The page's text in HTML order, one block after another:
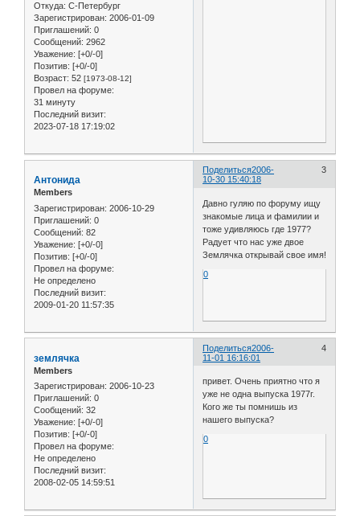
Откуда: С-Петербург
Зарегистрирован: 2006-01-09
Приглашений: 0
Сообщений: 2962
Уважение: [+0/-0]
Позитив: [+0/-0]
Возраст: 52 [1973-08-12]
Провел на форуме:
31 минуту
Последний визит:
2023-07-18 17:19:02
Поделиться 3
2006-
10-30 15:40:18
Антонида
Members
Зарегистрирован: 2006-10-29
Приглашений: 0
Сообщений: 82
Уважение: [+0/-0]
Позитив: [+0/-0]
Провел на форуме:
Не определено
Последний визит:
2009-01-20 11:57:35
Давно гуляю по форуму ищу
знакомые лица и фамилии и
тоже удивляюсь где 1977?
Радует что нас уже двое
Землячка открывай свое имя!
0
Поделиться 4
2006-
11-01 16:16:01
землячка
Members
Зарегистрирован: 2006-10-23
Приглашений: 0
Сообщений: 32
Уважение: [+0/-0]
Позитив: [+0/-0]
Провел на форуме:
Не определено
Последний визит:
2008-02-05 14:59:51
привет. Очень приятно что я
уже не одна выпуска 1977г.
Кого же ты помнишь из
нашего выпуска?
0